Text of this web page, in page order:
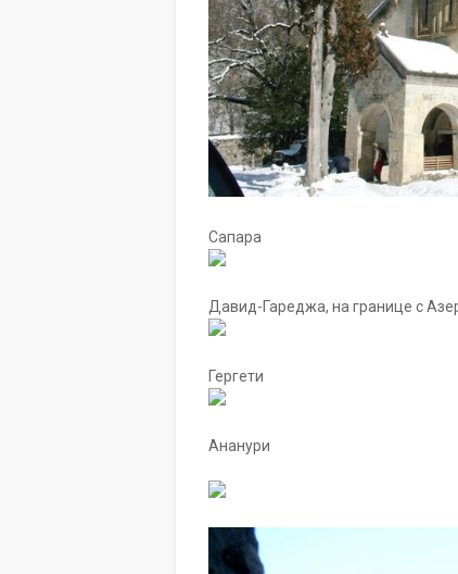
Сапара
Давид-Гареджа, на границе с
Гергети
Ананури